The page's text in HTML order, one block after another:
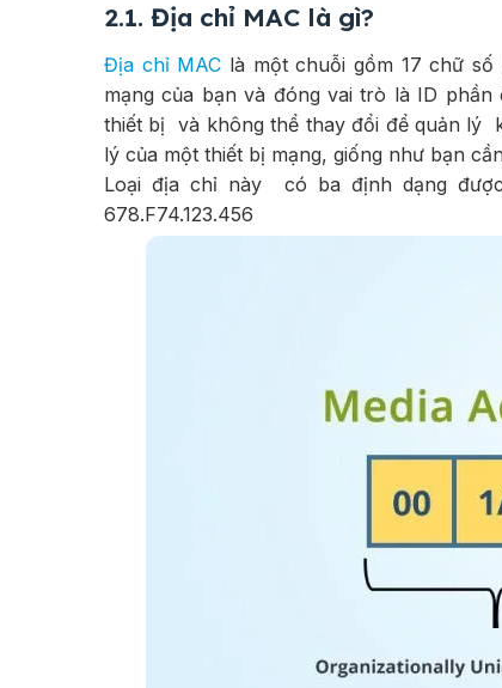
2.1. Địa chỉ MAC là gì?
Địa chỉ MAC là một chuỗi gồm 17 chữ số
mạng của bạn và đóng vai trò là ID
thiết bị và không thể thay đổi để quản lý
lý của một thiết bị mạng, giống như bạn
Loại địa chỉ này có ba định dạng được
678.F74.123.456